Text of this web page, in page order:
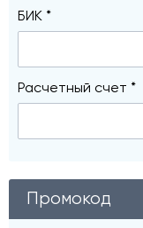
БИК *
Расчетный счет *
Промокод